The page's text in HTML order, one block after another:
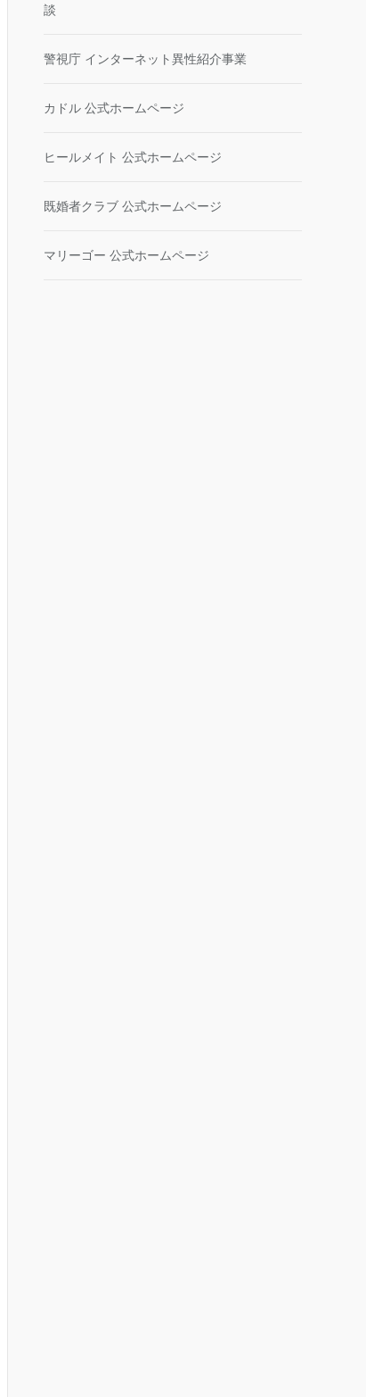
談
警視庁 インターネット異性紹介事業
カドル 公式ホームページ
ヒールメイト 公式ホームページ
既婚者クラブ 公式ホームページ
マリーゴー 公式ホームページ